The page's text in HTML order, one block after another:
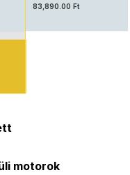
83,890.00 Ft
motorok